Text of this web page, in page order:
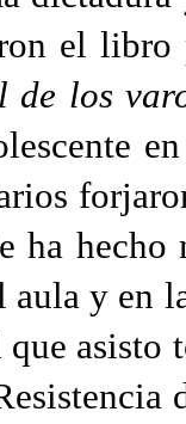
el
de los
ha
aula y en
asisto